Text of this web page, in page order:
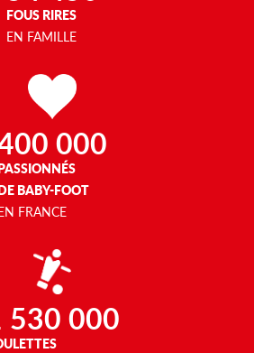
FOUS RIRES
EN FAMILLE
000
BABY-FOOT
FRANCE
530 000